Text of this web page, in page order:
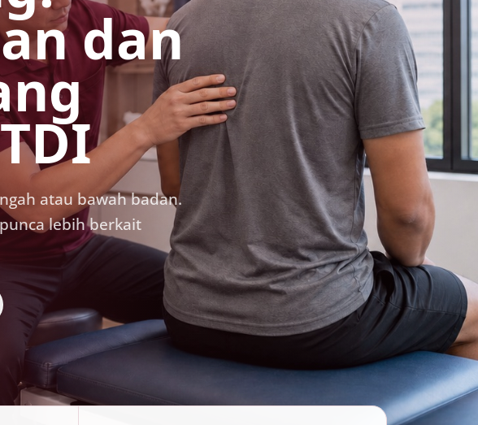
dan
atau bawah badan.
lebih berkait